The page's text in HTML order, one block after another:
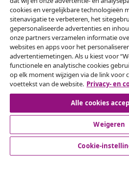
Klantenservice
Zakelijk
vidaXL
Ontdek meer
cookies en vergelijkbare technologieën
sitenavigatie te verbeteren, het
gepersonaliseerde advertenties en
onze partners verzamelen informatie
websites en apps voor het
advertentiemetingen. Als u kiest voor
functionele en analytische cookies
op elk moment wijzigen via de link voor
voettekst van de website. Privacy- en
Alle cookies
Weigeren
Cookie-